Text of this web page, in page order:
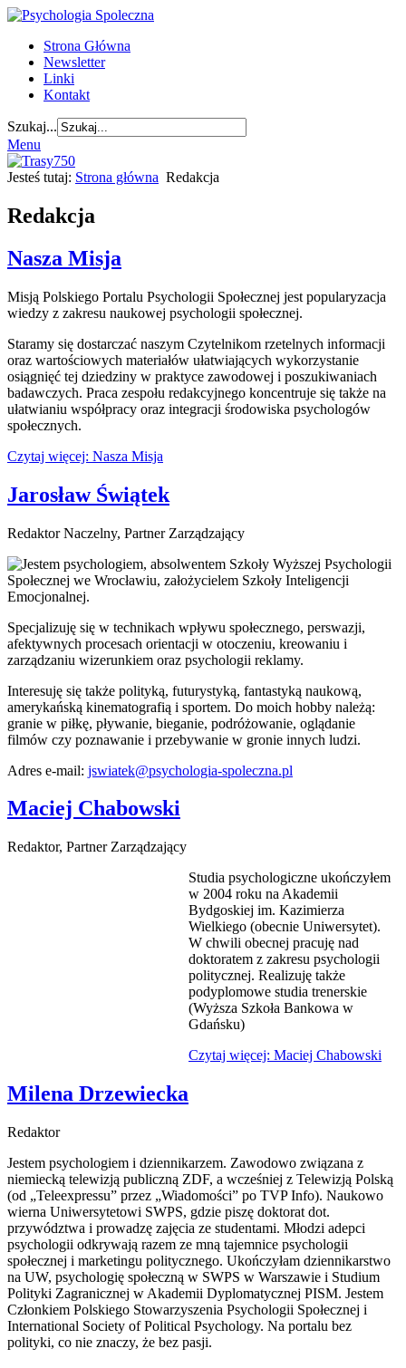
Strona Główna
Newsletter
Linki
Kontakt
Szukaj...
Menu
Jesteś tutaj: Strona główna Redakcja
Redakcja
Nasza Misja
Misją Polskiego Portalu Psychologii Społecznej jest popularyzacja
wiedzy z zakresu naukowej psychologii społecznej.
Staramy się dostarczać naszym Czytelnikom rzetelnych informacji
oraz wartościowych materiałów ułatwiających wykorzystanie
osiągnięć tej dziedziny w praktyce zawodowej i poszukiwaniach
badawczych. Praca zespołu redakcyjnego koncentruje się także na
ułatwianiu współpracy oraz integracji środowiska psychologów
społecznych.
Czytaj więcej: Nasza Misja
Jarosław Świątek
Redaktor Naczelny, Partner Zarządzający
Jestem psychologiem, absolwentem Szkoły Wyższej Psychologii
Społecznej we Wrocławiu, założycielem Szkoły Inteligencji
Emocjonalnej.
Specjalizuję się w technikach wpływu społecznego, perswazji,
afektywnych procesach orientacji w otoczeniu, kreowaniu i
zarządzaniu wizerunkiem oraz psychologii reklamy.
Interesuję się także polityką, futurystyką, fantastyką naukową,
amerykańską kinematografią i sportem. Do moich hobby należą:
granie w piłkę, pływanie, bieganie, podróżowanie, oglądanie
filmów czy poznawanie i przebywanie w gronie innych ludzi.
Adres e-mail: jswiatek@psychologia-spoleczna.pl
Maciej Chabowski
Redaktor, Partner Zarządzający
Studia psychologiczne ukończyłem
w 2004 roku na Akademii
Bydgoskiej im. Kazimierza
Wielkiego (obecnie Uniwersytet).
W chwili obecnej pracuję nad
doktoratem z zakresu psychologii
politycznej. Realizuję także
podyplomowe studia trenerskie
(Wyższa Szkoła Bankowa w
Gdańsku)
Czytaj więcej: Maciej Chabowski
Milena Drzewiecka
Redaktor
Jestem psychologiem i dziennikarzem. Zawodowo związana z
niemiecką telewizją publiczną ZDF, a wcześniej z Telewizją Polską
(od „Teleexpressu” przez „Wiadomości” po TVP Info). Naukowo
wierna Uniwersytetowi SWPS, gdzie piszę doktorat dot.
przywództwa i prowadzę zajęcia ze studentami. Młodzi adepci
psychologii odkrywają razem ze mną tajemnice psychologii
społecznej i marketingu politycznego. Ukończyłam dziennikarstwo
na UW, psychologię społeczną w SWPS w Warszawie i Studium
Polityki Zagranicznej w Akademii Dyplomatycznej PISM. Jestem
Członkiem Polskiego Stowarzyszenia Psychologii Społecznej i
International Society of Political Psychology. Na portalu bez
polityki, co nie znaczy, że bez pasji.